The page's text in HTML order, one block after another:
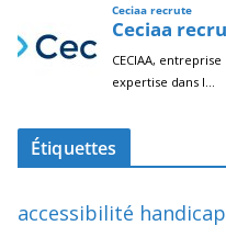
Étiquettes
accessibilité handicap